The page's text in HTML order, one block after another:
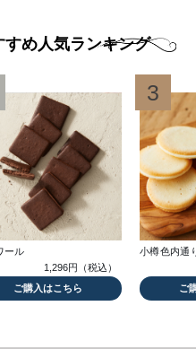
め人気ランキング
ール
1,296円（税込）
ご購入はこちら
3
小樽色内通
ご